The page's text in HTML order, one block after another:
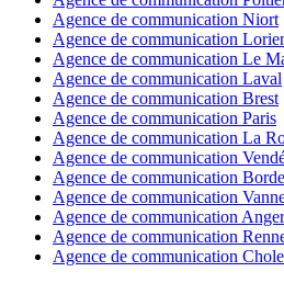
Agence de communication Niort
Agence de communication
Agence de communication Le
Agence de communication Laval
Agence de communication Brest
Agence de communication Paris
Agence de communication La
Agence de communication
Agence de communication
Agence de communication
Agence de communication
Agence de communication
Agence de communication